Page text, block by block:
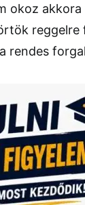
okoz
reggelre
rendes